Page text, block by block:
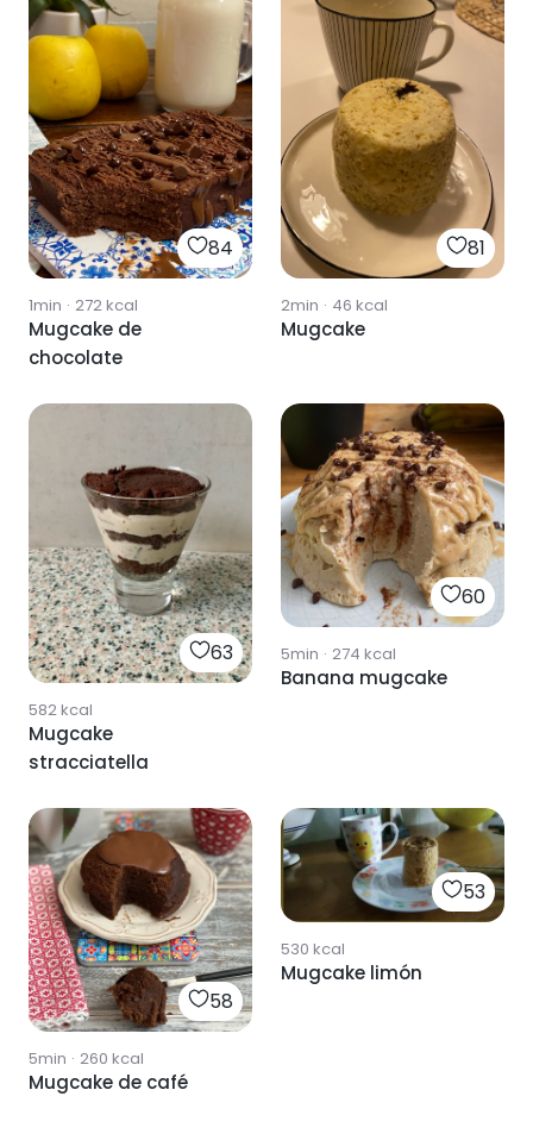
84
1min · 272kcal
Mugcake de
chocolate
81
2min · 46 kcal
Mugcake
63
582kcal
Mugcake
stracciatella
60
5min · 274 kcal
Banana mugcake
58
5min · 260 kcal
Mugcake de café
53
530 kcal
Mugcake limón